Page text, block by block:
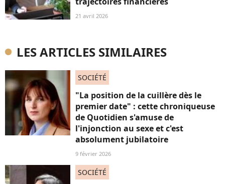
21 avril 2026
LES ARTICLES SIMILAIRES
SOCIÉTÉ
"La position de la cuillère dès le
premier date" : cette chroniqueuse
de Quotidien s'amuse de
l'injonction au sexe et c'est
absolument jubilatoire
9 février 2026
SOCIÉTÉ